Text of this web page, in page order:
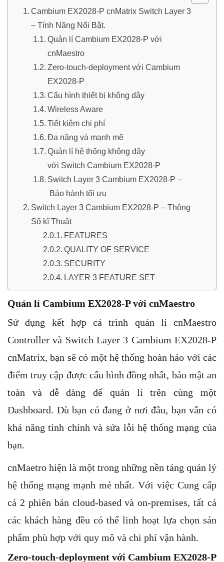
Cambium EX2028-P cnMatrix Switch Layer 3
– Tính Năng Nổi Bật.
Quản lí Cambium EX2028-P với
cnMaestro
Zero-touch-deployment với Cambium
EX2028-P
Cấu hình thiết bị không dây
Wireless Aware
Tiết kiệm chi phí
Đa năng và mạnh mẽ
Quản lí hệ thống không dây
với Switch Cambium EX2028-P
Switch Layer 3 Cambium EX2028-P –
Bảo hành tối ưu
Switch Layer 3 Cambium EX2028-P – Thông
Số kĩ Thuật
FEATURES
QUALITY OF SERVICE
SECURITY
LAYER 3 FEATURE SET
Quản lí Cambium EX2028-P với cnMaestro
Sử dụng kết hợp cả trình quản lí cnMaestro
Controller và Switch Layer 3 Cambium EX2028-P
cnMatrix, bạn sẽ có một hệ thống hoàn hảo với các
điểm truy cập được cấu hình đồng nhất, bảo mật an
toàn và dễ dàng để quản lí trên cùng một
Dashboard. Dù bạn có đang ở nơi đâu, bạn vẫn có
khả năng tinh chỉnh và sửa lỗi hệ thống mạng của
bạn.
cnMaetro hiện là một trong những nền tảng quản lý
hệ thống mạng mạnh mẻ nhất. Với việc Cung cấp
cả 2 phiên bản cloud-based và on-premises, tất cả
các khách hàng đều có thể linh hoạt lựa chọn sản
phẩm phù hợp với quy mô và chi phí vận hành.
Zero-touch-deployment với Cambium EX2028-P